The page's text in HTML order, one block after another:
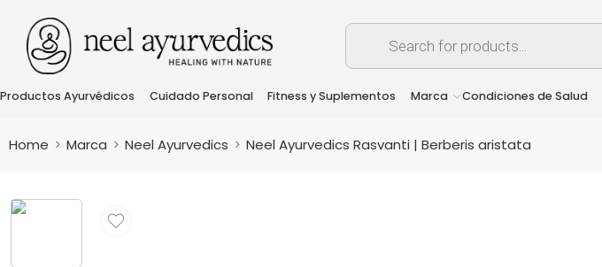
Productos Ayurvédicos Cuidado Personal Fitness y Suplementos Marca Condiciones de Salud
Home Marca Neel Ayurvedics Neel Ayurvedics Rasvanti | Berberis aristata